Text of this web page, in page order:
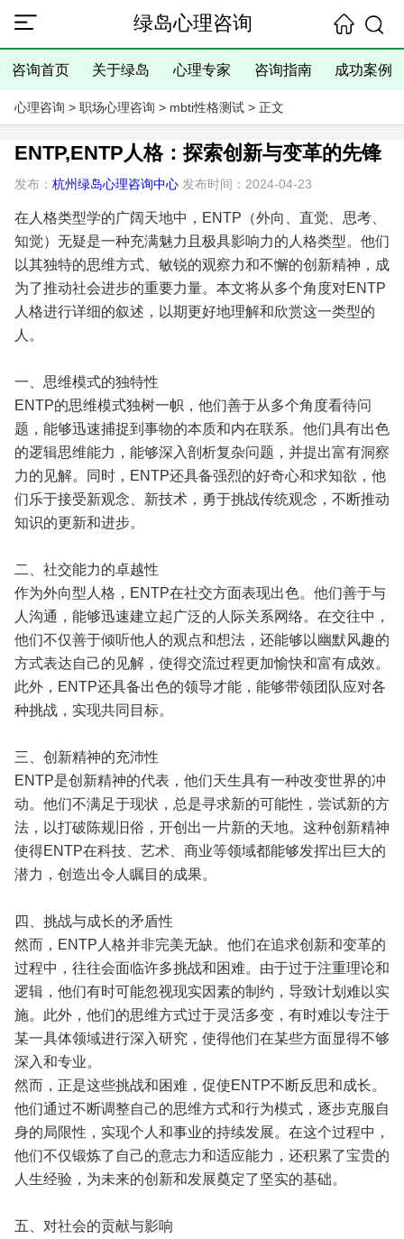
绿岛心理咨询
咨询首页 关于绿岛 心理专家 咨询指南 成功案例
心理咨询 > 职场心理咨询 > mbti性格测试> 正文
ENTP,ENTP人格：探索创新与变革的先锋
发布： 杭州绿岛心理咨询中心发布时间：2024-04-23
在人格类型学的广阔天地中，ENTP（外向、直觉、思考、
知觉）无疑是一种充满魅力且极具影响力的人格类型。他们
以其独特的思维方式、敏锐的观察力和不懈的创新精神，成
为了推动社会进步的重要力量。本文将从多个角度对ENTP
人格进行详细的叙述，以期更好地理解和欣赏这一类型的
人。
一、思维模式的独特性
ENTP的思维模式独树一帜，他们善于从多个角度看待问
题，能够迅速捕捉到事物的本质和内在联系。他们具有出色
的逻辑思维能力，能够深入剖析复杂问题，并提出富有洞察
力的见解。同时，ENTP还具备强烈的好奇心和求知欲，他
们乐于接受新观念、新技术，勇于挑战传统观念，不断推动
知识的更新和进步。
二、社交能力的卓越性
作为外向型人格，ENTP在社交方面表现出色。他们善于与
人沟通，能够迅速建立起广泛的人际关系网络。在交往中，
他们不仅善于倾听他人的观点和想法，还能够以幽默风趣的
方式表达自己的见解，使得交流过程更加愉快和富有成效。
此外，ENTP还具备出色的领导才能，能够带领团队应对各
种挑战，实现共同目标。
三、创新精神的充沛性
ENTP是创新精神的代表，他们天生具有一种改变世界的冲
动。他们不满足于现状，总是寻求新的可能性，尝试新的方
法，以打破陈规旧俗，开创出一片新的天地。这种创新精神
使得ENTP在科技、艺术、商业等领域都能够发挥出巨大的
潜力，创造出令人瞩目的成果。
四、挑战与成长的矛盾性
然而，ENTP人格并非完美无缺。他们在追求创新和变革的
过程中，往往会面临许多挑战和困难。由于过于注重理论和
逻辑，他们有时可能忽视现实因素的制约，导致计划难以实
施。此外，他们的思维方式过于灵活多变，有时难以专注于
某一具体领域进行深入研究，使得他们在某些方面显得不够
深入和专业。
然而，正是这些挑战和困难，促使ENTP不断反思和成长。
他们通过不断调整自己的思维方式和行为模式，逐步克服自
身的局限性，实现个人和事业的持续发展。在这个过程中，
他们不仅锻炼了自己的意志力和适应能力，还积累了宝贵的
人生经验，为未来的创新和发展奠定了坚实的基础。
五、对社会的贡献与影响